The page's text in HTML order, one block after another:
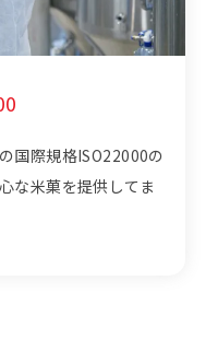
国際規格ISO22000の
な米菓を提供してま